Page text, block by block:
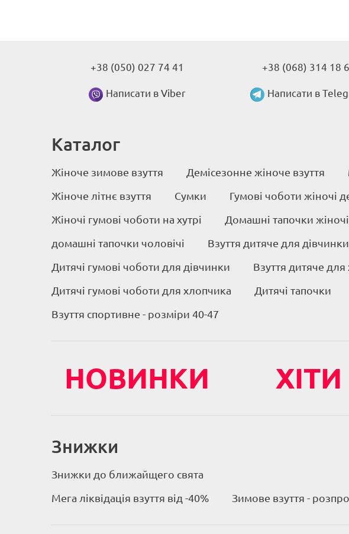
+38 (050) 027 74 41 +38 (068) 314 18
Написати в Viber Написати в
Каталог
Жіноче зимове взуття Демісезонне жіноче взуття
Жіноче літнє взуття
Сумки
Гумові чоботи жіночі
Жіночі гумові чоботи на хутрі
Домашні тапочки жіночі
домашні тапочки чоловічі
Взуття дитяче для дівчинки
Дитячі гумові чоботи для дівчинки
Взуття дитяче
Дитячі гумові чоботи для хлопчика
Дитячі тапочки
Взуття спортивне - розміри 40-47
НОВИНКИ ХІТИ
Знижки
Знижки до ближайщего свята
Мега ліквідація взуття від -40%
Зимове взуття -